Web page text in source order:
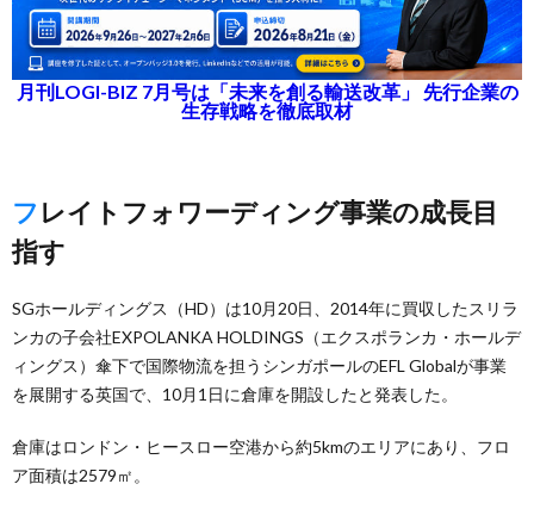
月刊LOGI-BIZ 7月号は「未来を創る輸送改革」 先行企業の
生存戦略を徹底取材
フレイトフォワーディング事業の成長目
指す
SGホールディングス（HD）は10月20日、2014年に買収したスリラ
ンカの子会社EXPOLANKA HOLDINGS（エクスポランカ・ホールデ
ィングス）傘下で国際物流を担うシンガポールのEFL Globalが事業
を展開する英国で、10月1日に倉庫を開設したと発表した。
倉庫はロンドン・ヒースロー空港から約5kmのエリアにあり、フロ
ア面積は2579㎡。